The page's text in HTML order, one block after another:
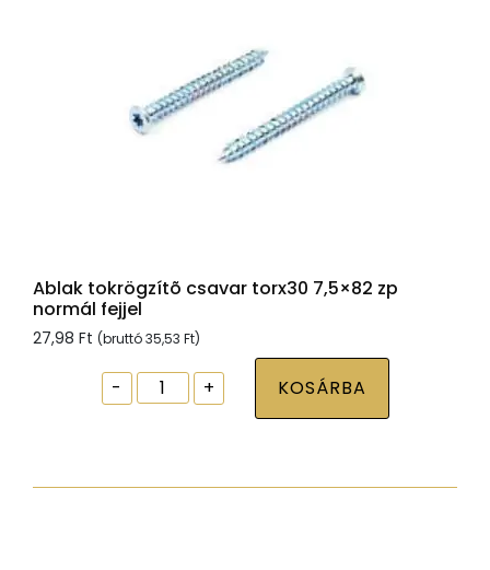
Ablak tokrögzítõ csavar torx30 7,5×82 zp
normál fejjel
27,98 Ft (bruttó35,53 Ft)
-
Ablak
tokrögzítõ
7,5x82
+ KOSÁRBA